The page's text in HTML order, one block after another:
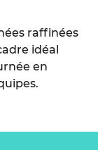
raffinées
idéal
en